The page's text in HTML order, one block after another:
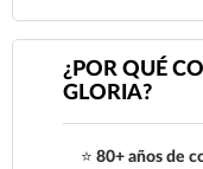
.
nacional.
¿POR QUÉ
GLORIA?
⭐ 80+ años de